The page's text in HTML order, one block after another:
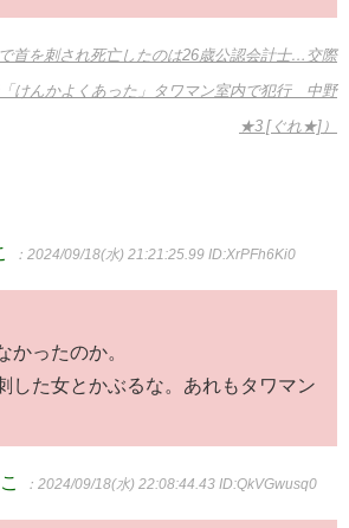
首を刺され死亡したのは26歳公認会計士…交際
けんかよくあった」タワマン室内で犯行 中野
★3 [ぐれ★]）
：2024/09/18(水) 21:21:25.99 ID:XrPFh6Ki0
かったのか。
した女とかぶるな。あれもタワマン
：2024/09/18(水) 22:08:44.43 ID:QkVGwusq0